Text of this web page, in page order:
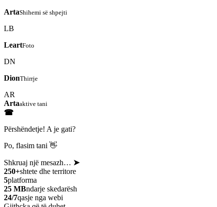
ArtaShihemi së shpejti
LB
LeartFoto
DN
DionThirrje
AR
Artaaktive tani
☎
Përshëndetje! A je gati?
Po, flasim tani 👋
Shkruaj një mesazh… ➤
250+shtete dhe territore
5platforma
25 MBndarje skedarësh
24/7qasje nga webi